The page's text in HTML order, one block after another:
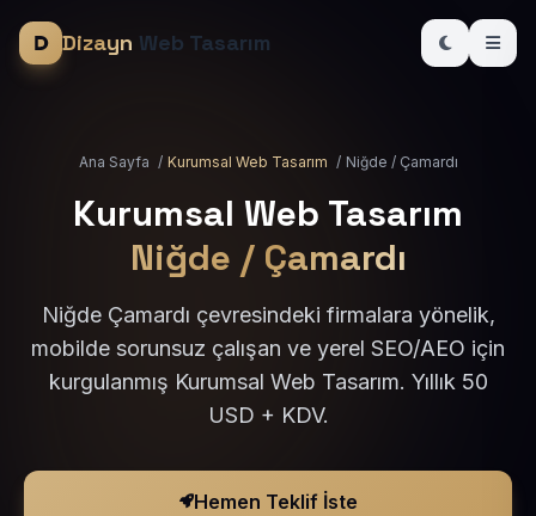
Dizayn Web Tasarım
Ana Sayfa / Kurumsal Web Tasarım / Niğde / Çamardı
Kurumsal Web Tasarım
Niğde / Çamardı
Niğde Çamardı çevresindeki firmalara yönelik,
mobilde sorunsuz çalışan ve yerel SEO/AEO için
kurgulanmış Kurumsal Web Tasarım. Yıllık 50
USD + KDV.
Hemen Teklif İste